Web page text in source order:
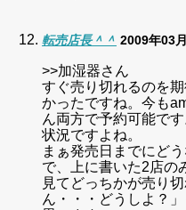
転売店長＾＾ 2009年03
>>加湿器さん
すぐ売り切れるのを
かったですね。今も
ん両方で予約可能で
状況ですよね。
まぁ発売日までにど
で、上に書いた2店の
見てどっちかが売り
ん・・・どうしよ？